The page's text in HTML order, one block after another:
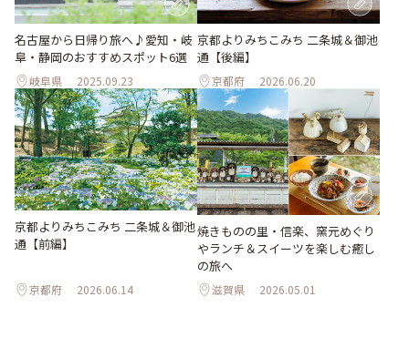
名古屋から日帰り旅へ♪愛知・岐
阜・静岡のおすすめスポット6選
岐阜県 2025.09.23
京都よりみちこみち 二条城＆御池
通【後編】
京都府 2026.06.20
京都よりみちこみち 二条城＆御池
通【前編】
京都府 2026.06.14
焼きものの里・信楽、窯元めぐり
やランチ＆スイーツを楽しむ癒し
の旅へ
滋賀県 2026.05.01